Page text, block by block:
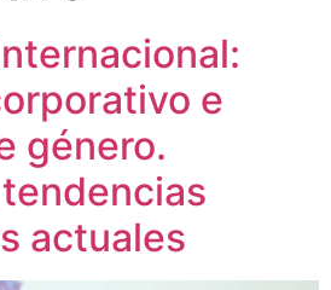
e
género.
actuales